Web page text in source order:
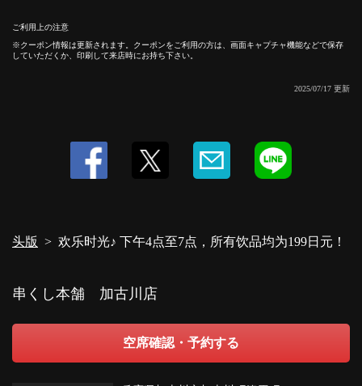
ご利用上の注意
クーポン情報は更新されます。クーポンをご利用の方は、画面キャプチャ機能などで保存
していただくか、印刷して来店時にお持ち下さい。
2025/07/17 更新
头版 欢乐时光♪ 下午4点至7点，所有饮品均为199日元！
兵庫県加古川市加古川町篠原町３００ A101-2 リトハ加古川1F
https://kushikakogawa.owst.jp/coupons/201670526
串くし本舗 加古川店
空席確認・予約する